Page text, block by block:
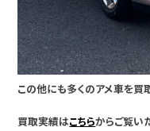
この他にも多くのアメ車を買
買取実績はこちらからご覧い